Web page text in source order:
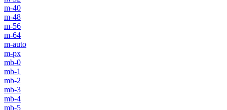
m-40
m-48
m-56
m-64
m-auto
m-px
mb-0
mb-1
mb-2
mb-3
mb-4
mb-5